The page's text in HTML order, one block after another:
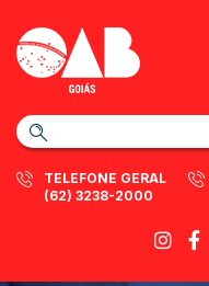
TELEFONE GERAL
(62) 3238-2000